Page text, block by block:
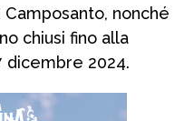
nonché
chiusi fino alla
dicembre 2024.